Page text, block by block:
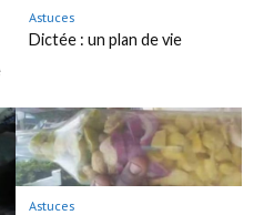
Astuces
Dictée : un plan de vie
Astuces